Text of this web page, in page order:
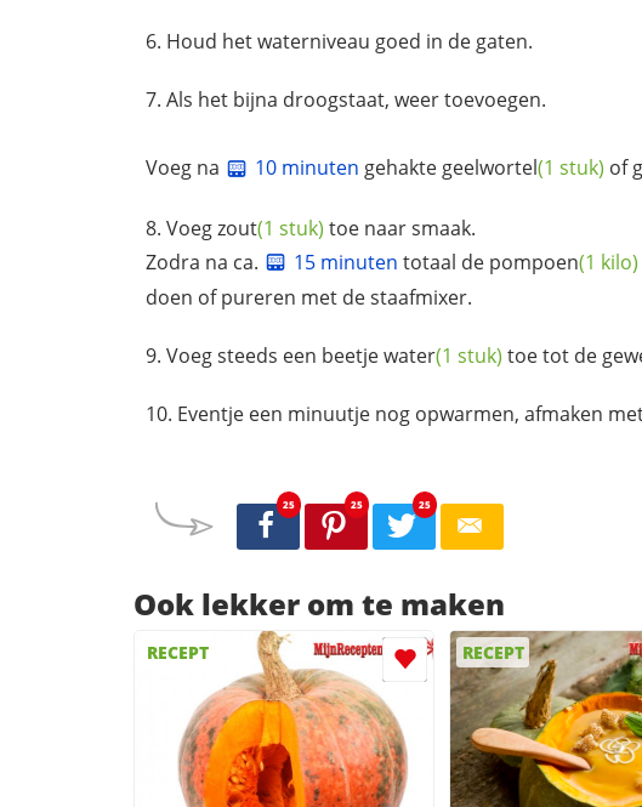
Houd het waterniveau goed in de gaten.
Als het bijna droogstaat, weer toevoegen.
Voeg na 10 minuten gehakte geelwortel(1 stuk) of
Voegzout(1 stuk) toe naar smaak.
Zodra na ca.
15 minuten totaal de pompoen(1 kilo)
doen of pureren met de staafmixer.
Voeg steeds een beetjewater(1 stuk) toe tot de
Eventje een minuutje nog opwarmen, afmaken
25 25 25
Ook lekker om te maken
RECEPT RECEPT